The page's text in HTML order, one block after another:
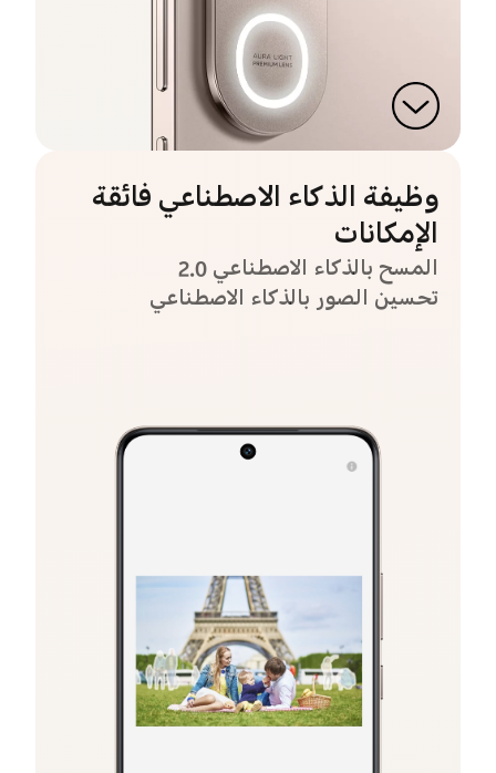
وظيفة الذكاء الاصطناعي فائقة
الإمكانات
المسح بالذكاء الاصطناعي 2.0
تحسين الصور بالذكاء الاصطناعي